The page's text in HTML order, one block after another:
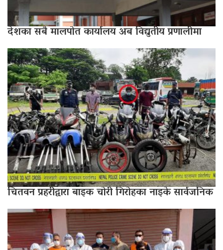
देशका सबै मालपोत कार्यालय अब विद्युतीय प्रणालीमा
चितवन प्रहरीद्वारा बाइक चोरी गिरोहका नाइके सार्वजनिक